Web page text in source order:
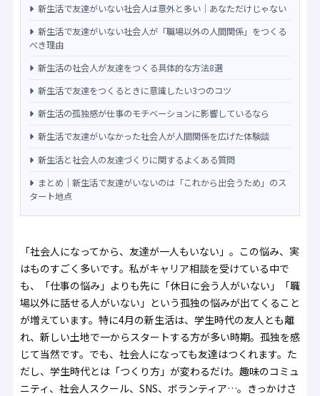
新生活で友達がいない社会人は意外と多い｜あなただけじゃない
新生活で友達がいない社会人が「職場以外の人間関係」をつくる
べき理由
新生活の社会人が友達をつくる具体的な方法8選
新生活で友達をつくるときに意識したい3つのコツ
新生活の孤独感が仕事のモチベーションに影響しているなら
新生活で友達がいなかった社会人が人間関係を広げた体験談
新生活と社会人の友達づくりに関するよくある質問
まとめ｜新生活で友達がいないのは「これから出会うため」のス
タート地点
「社会人になってから、友達が一人もいない」。この悩み、実
はものすごく多いです。私がキャリア相談を受けている中で
も、「仕事の悩み」よりも先に「休日に会う人がいない」「職
場以外に話せる人がいない」という孤独の悩みが出てくること
が増えています。特に4月の新生活は、学生時代の友人とも離
れ、新しい土地で一からスタートする方が多い時期。孤独を感
じて当然です。でも、社会人になっても友達はつくれます。た
だし、学生時代とは「つくり方」が変わるだけ。趣味のコミュ
ニティ、社会人スクール、SNS、ボランティア…。きっかけさ